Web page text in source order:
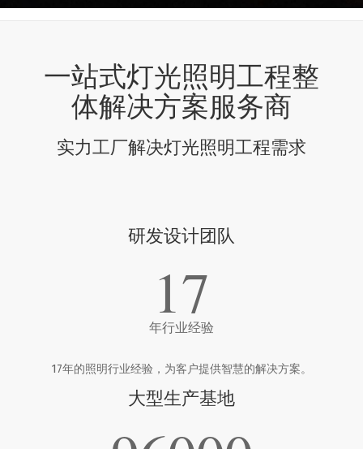
一站式灯光照明工程整
体解决方案服务商
实力工厂解决灯光照明工程需求
研发设计团队
17
年行业经验
17年的照明行业经验，为客户提供智慧的解决方案。
大型生产基地